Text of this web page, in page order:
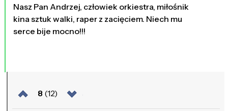
Nasz Pan Andrzej, człowiek orkiestra, miłośnik
kina sztuk walki, raper z zacięciem. Niech mu
serce bije mocno!!!
8 (12)